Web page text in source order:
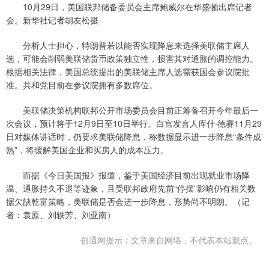
10月29日，美国联邦储备委员会主席鲍威尔在华盛顿出席记者
会。新华社记者胡友松摄
分析人士担心，特朗普若以能否实现降息来选择美联储主席人
选，可能会削弱美联储货币政策独立性，损害其对通胀的调控能力。
根据相关法律，美国总统提出的美联储主席人选需获国会参议院批
准。共和党目前在参议院拥有多数席位。
美联储决策机构联邦公开市场委员会目前正筹备召开今年最后一
次会议，预计将于12月9日至10日举行。白宫发言人库什·德赛11月29
日对媒体讲话时，仍要求美联储降息，称数据显示进一步降息“条件成
熟”，将缓解美国企业和买房人的成本压力。
而据《今日美国报》报道，鉴于美国经济目前出现就业市场降
温、通胀持久不退等迹象，且受联邦政府先前“停摆”影响仍有相关数
据欠缺乾富策略，美联储是否会进一步降息，形势尚不明朗。（记
者：袁原、刘轶芳、刘亚南）
创通网提示：文章来自网络，不代表本站观点。